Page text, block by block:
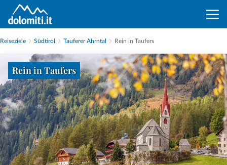
Reiseziele Südtirol Tauferer Ahrntal Rein in Taufers
Rein in Taufers